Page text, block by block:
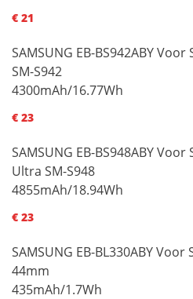
€ 21
SAMSUNG EB-BS942ABY Voor
SM-S942
4300mAh/16.77Wh
€ 23
SAMSUNG EB-BS948ABY Voor
Ultra SM-S948
4855mAh/18.94Wh
€ 23
SAMSUNG EB-BL330ABY
44mm
435mAh/1.7Wh